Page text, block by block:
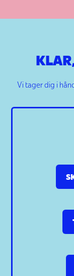
Vi tager dig i